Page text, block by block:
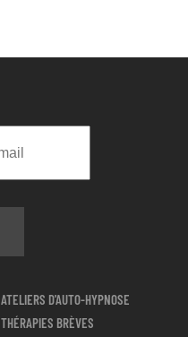
ATELIERS D'AUTO-HYPNOSE
THÉRAPIES BRÈVES